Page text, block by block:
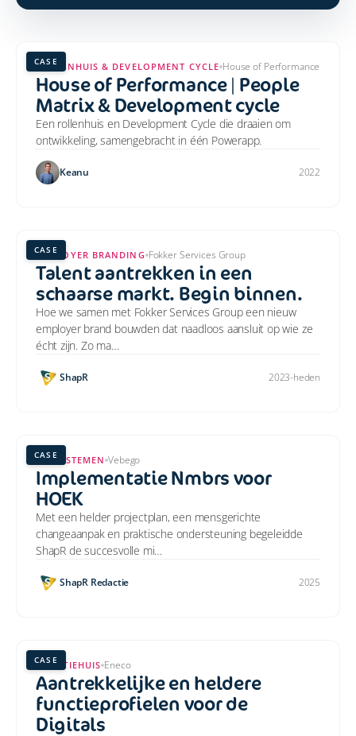
CASE
ROLLENHUIS & DEVELOPMENT CYCLE House of Performance
House of Performance | People
Matrix & Development cycle
Een rollenhuis en Development Cycle die draaien om
ontwikkeling, samengebracht in één Powerapp.
Keanu 2022
CASE
EMPLOYER BRANDING Fokker Services Group
Talent aantrekken in een
schaarse markt. Begin binnen.
Hoe we samen met Fokker Services Group een nieuw
employer brand bouwden dat naadloos aansluit op wie ze
écht zijn. Zo ma…
ShapR 2023-heden
CASE
HR-SYSTEMEN Vebego
Implementatie Nmbrs voor
HOEK
Met een helder projectplan, een mensgerichte
changeaanpak en praktische ondersteuning begeleidde
ShapR de succesvolle mi…
ShapR Redactie 2025
CASE
FUNCTIEHUIS Eneco
Aantrekkelijke en heldere
functieprofielen voor de
Digitals